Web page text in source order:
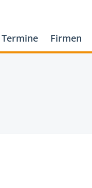
Termine Firmen